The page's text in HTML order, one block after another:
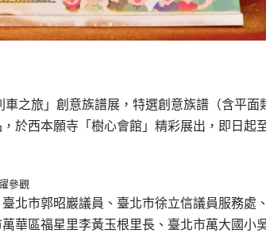
之旅」創意族譜展，特選創意族譜（含平面
於西本願寺「樹心會館」精彩展出，即日起
參觀
北市郭昭巖議員、臺北市徐立信議員服務處
華區福星里李黃玉根里長、臺北市萬大國小